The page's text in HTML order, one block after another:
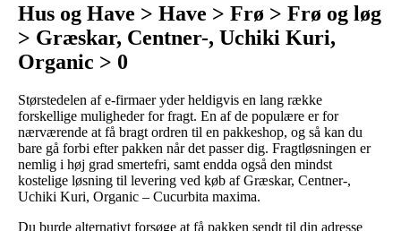
Hus og Have > Have > Frø > Frø og løg
> Græskar, Centner-, Uchiki Kuri,
Organic > 0
Størstedelen af e-firmaer yder heldigvis en lang række
forskellige muligheder for fragt. En af de populære er for
nærværende at få bragt ordren til en pakkeshop, og så kan du
bare gå forbi efter pakken når det passer dig. Fragtløsningen er
nemlig i høj grad smertefri, samt endda også den mindst
kostelige løsning til levering ved køb af Græskar, Centner-,
Uchiki Kuri, Organic – Cucurbita maxima.
Du burde alternativt forsøge at få pakken sendt til din adresse